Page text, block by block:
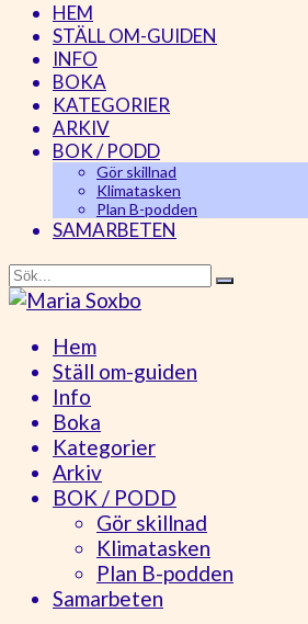
HEM
STÄLL OM-GUIDEN
INFO
BOKA
KATEGORIER
ARKIV
BOK / PODD
Gör skillnad
Klimatasken
Plan B-podden
SAMARBETEN
Hem
Ställ om-guiden
Info
Boka
Kategorier
Arkiv
BOK / PODD
Gör skillnad
Klimatasken
Plan B-podden
Samarbeten